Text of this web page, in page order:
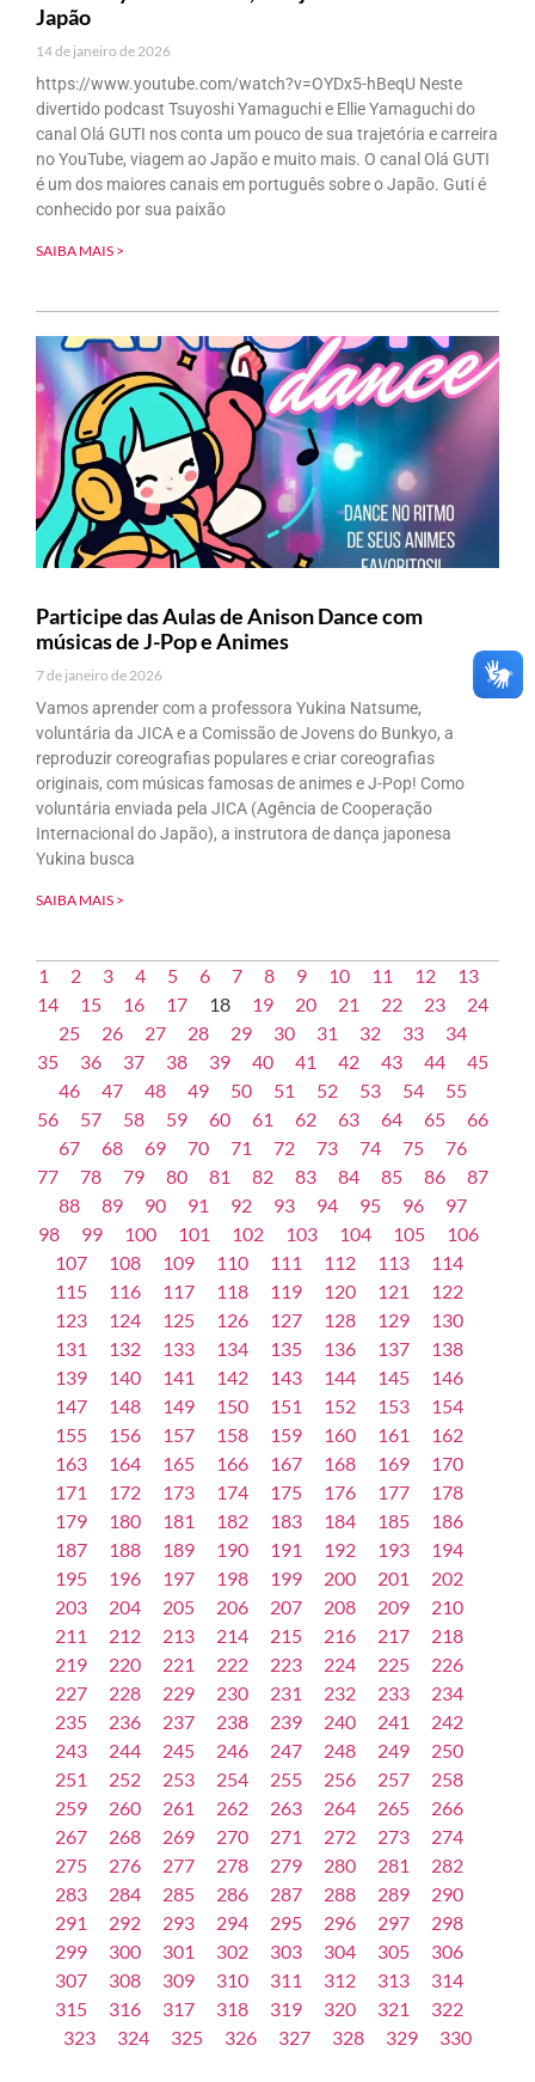
Japão
14 de janeiro de 2026
https://www.youtube.com/watch?v=OYDx5-hBeqU Neste
divertido podcast Tsuyoshi Yamaguchi e Ellie Yamaguchi do
canal Olá GUTI nos conta um pouco de sua trajetória e carreira
no YouTube, viagem ao Japão e muito mais. O canal Olá GUTI
é um dos maiores canais em português sobre o Japão. Guti é
conhecido por sua paixão
SAIBA MAIS >
Participe das Aulas de Anison Dance com
músicas de J-Pop e Animes
7 de janeiro de 2026
Vamos aprender com a professora Yukina Natsume,
voluntária da JICA e a Comissão de Jovens do Bunkyo, a
reproduzir coreografias populares e criar coreografias
originais, com músicas famosas de animes e J-Pop! Como
voluntária enviada pela JICA (Agência de Cooperação
Internacional do Japão), a instrutora de dança japonesa
Yukina busca
SAIBA MAIS >
1 2 3 4 5 6 7 8 9 10 11 12
13
14
15 16 17 18 19 20 21 22 23
24
25
26 27 28 29 30 31 32 33
34
35
36 37 38 39 40 41 42 43 44
45
46
47 48 49 50 51 52 53 54
55
56
57 58 59 60 61 62 63 64 65
66
67
68 69 70 71 72 73 74 75
76
77
78 79 80 81 82 83 84 85 86
87
88
89 90 91 92 93 94 95 96
97
98
99 100 101 102 103 104 105
106
107
108 109 110 111 112 113
114
115
116 117 118 119 120 121
122
123
124 125 126 127 128 129
130
131
132 133 134 135 136 137
138
139
140 141 142 143 144 145
146
147
148 149 150 151 152 153
154
155
156 157 158 159 160 161
162
163
164 165 166 167 168 169
170
171
172 173 174 175 176 177
178
179
180 181 182 183 184 185
186
187
188 189 190 191 192 193
194
195
196 197 198 199 200 201
202
203
204 205 206 207 208 209
210
211
212 213 214 215 216 217
218
219
220 221 222 223 224 225
226
227
228 229 230 231 232 233
234
235
236 237 238 239 240 241
242
243
244 245 246 247 248 249
250
251
252 253 254 255 256 257
258
259
260 261 262 263 264 265
266
267
268 269 270 271 272 273
274
275
276 277 278 279 280 281
282
283
284 285 286 287 288 289
290
291
292 293 294 295 296 297
298
299
300 301 302 303 304 305
306
307
308 309 310 311 312 313
314
315
316 317 318 319 320 321
322
323
324 325 326 327 328 329 330